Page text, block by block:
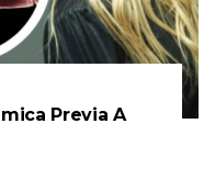
Previa A